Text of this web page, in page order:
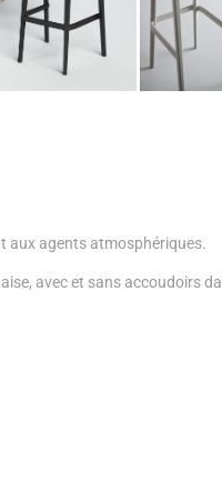
aux agents atmosphériques.
avec et sans accoudoirs